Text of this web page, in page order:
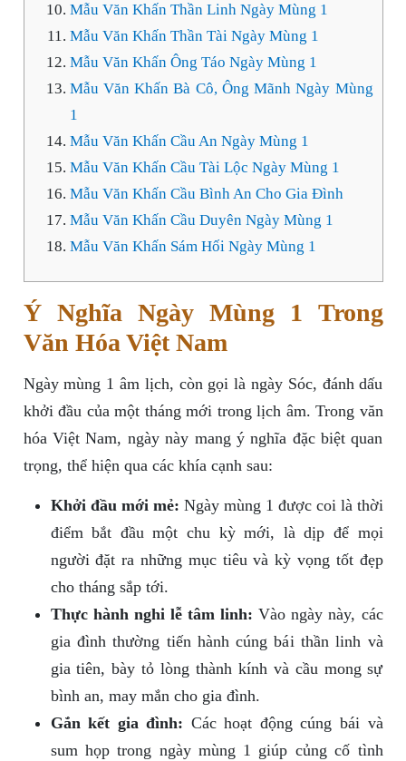
Mẫu Văn Khấn Thần Linh Ngày Mùng 1
Mẫu Văn Khấn Thần Tài Ngày Mùng 1
Mẫu Văn Khấn Ông Táo Ngày Mùng 1
Mẫu Văn Khấn Bà Cô, Ông Mãnh Ngày Mùng
1
Mẫu Văn Khấn Cầu An Ngày Mùng 1
Mẫu Văn Khấn Cầu Tài Lộc Ngày Mùng 1
Mẫu Văn Khấn Cầu Bình An Cho Gia Đình
Mẫu Văn Khấn Cầu Duyên Ngày Mùng 1
Mẫu Văn Khấn Sám Hối Ngày Mùng 1
Ý Nghĩa Ngày Mùng 1 Trong
Văn Hóa Việt Nam
Ngày mùng 1 âm lịch, còn gọi là ngày Sóc, đánh dấu
khởi đầu của một tháng mới trong lịch âm. Trong văn
hóa Việt Nam, ngày này mang ý nghĩa đặc biệt quan
trọng, thể hiện qua các khía cạnh sau:
Khởi đầu mới mẻ: Ngày mùng 1 được coi là thời
điểm bắt đầu một chu kỳ mới, là dịp để mọi
người đặt ra những mục tiêu và kỳ vọng tốt đẹp
cho tháng sắp tới.
Thực hành nghi lễ tâm linh: Vào ngày này, các
gia đình thường tiến hành cúng bái thần linh và
gia tiên, bày tỏ lòng thành kính và cầu mong sự
bình an, may mắn cho gia đình.
Gắn kết gia đình: Các hoạt động cúng bái và
sum họp trong ngày mùng 1 giúp củng cố tình